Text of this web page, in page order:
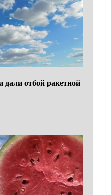
дали отбой ракетной